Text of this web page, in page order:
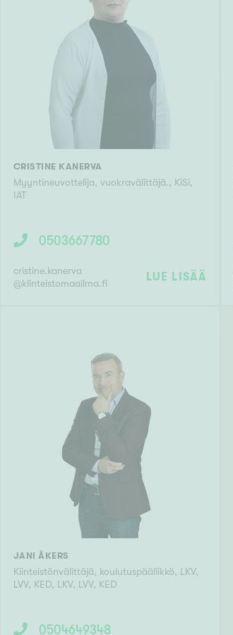
CRISTINE KANERVA
Myyntineuvottelija, vuokravälittäjä., KiSi,
IAT
0503667780
cristine.kanerva
@kiinteistomaailma.fi LUE LISÄÄ
JANI ÅKERS
Kiinteistönvälittäjä, koulutuspäällikkö, LKV,
LVV, KED, LKV, LVV, KED
0504649348